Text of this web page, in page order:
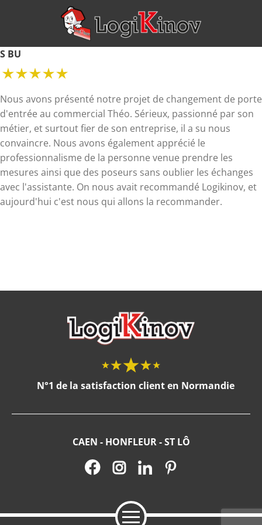
S BU
Nous avons présenté notre projet de changement de porte
d'entrée au commercial Théo. Sérieux, passionné par son
métier, et surtout fier de son entreprise, il a su nous
convaincre. Nous avons également apprécié le
professionnalisme de la personne venue prendre les
mesures ainsi que des poseurs sans oublier les échanges
avec l'assistante. On nous avait recommandé Logikinov, et
aujourd'hui c'est nous qui allons la recommander.
N°1 de la satisfaction client en Normandie
CAEN - HONFLEUR - ST LÔ